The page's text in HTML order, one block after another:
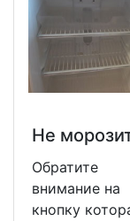
Не
Обратите
внимание на
кнопку